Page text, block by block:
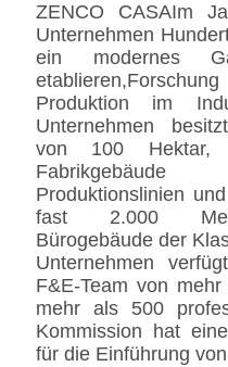
ZENCO CASAIm
Unternehmen
ein modernes
Produktion im
Unternehmen
von 100 Hektar,
Produktionslinien
fast 2.000
Bürogebäude der
Unternehmen
F&E-Team von
mehr als 500
Kommission hat
für die Einführung